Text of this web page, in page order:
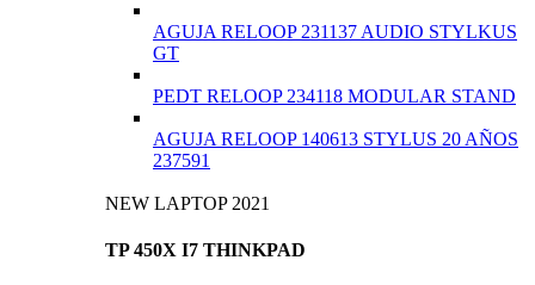
AGUJA RELOOP 231137 AUDIO STYLKUS
GT
PEDT RELOOP 234118 MODULAR STAND
AGUJA RELOOP 140613 STYLUS 20 AÑOS
237591
NEW LAPTOP 2021
TP 450X I7 THINKPAD